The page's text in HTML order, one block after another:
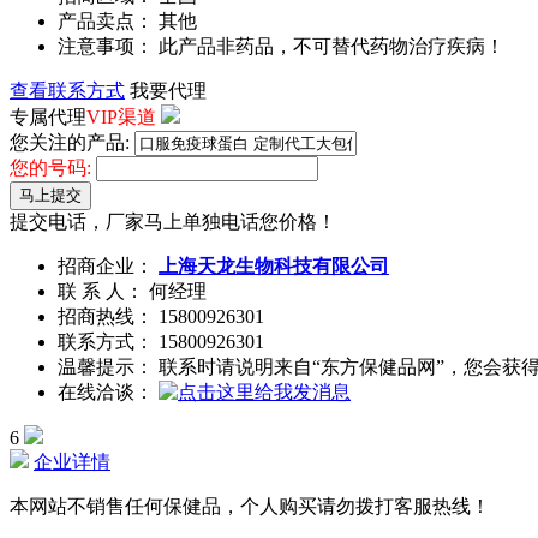
产品卖点： 其他
注意事项： 此产品非药品，不可替代药物治疗疾病！
查看联系方式 我要代理
专属代理VIP渠道
您关注的产品:
您的号码:
马上提交
提交电话，厂家马上单独电话您价格！
招商企业：
上海天龙生物科技有限公司
联 系 人： 何经理
招商热线： 15800926301
联系方式： 15800926301
温馨提示： 联系时请说明来自“东方保健品网”，您会获
在线洽谈：
6
企业详情
本网站不销售任何保健品，个人购买请勿拨打客服热线！